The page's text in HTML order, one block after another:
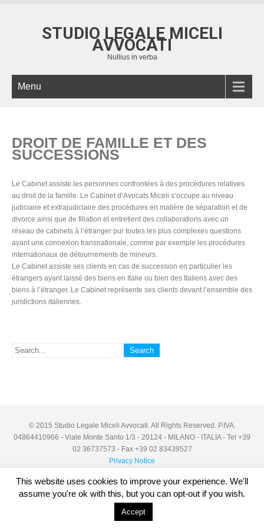
STUDIO LEGALE MICELI
AVVOCATI
Nullius in verba
Menu
DROIT DE FAMILLE ET DES
SUCCESSIONS
Le Cabinet assiste les personnes confrontées à des procédures relatives
au droit de la famille. Le Cabinet d’Avocats Miceli s’occupe au niveau
judiciaire et extrajudiciaire des procédures en matière de séparation et de
divorce ainsi que de filiation et entretient des collaborations avec un
réseau de cabinets à l’étranger pur toutes les plus complexes questions
ayant une connexion transnationale, comme par exemple les procédures
internationaux de détournements de mineurs.
Le Cabinet assiste ses clients en cas de succession en particulier les
étrangers ayant laissé des biens en Italie ou bien des Italiens avec des
biens à l’étranger. Le Cabinet représente ses clients devant l’ensemble des
juridictions italiennes.
© 2015 Studio Legale Miceli Avvocati. All Rights Reserved. P.IVA.
04864410966 - Viale Monte Santo 1/3 - 20124 - MILANO - ITALIA - Tel +39
02 36737573 - Fax +39 02 83439527
Privacy Notice
This website uses cookies to improve your experience. We'll
assume you're ok with this, but you can opt-out if you wish.
Accept